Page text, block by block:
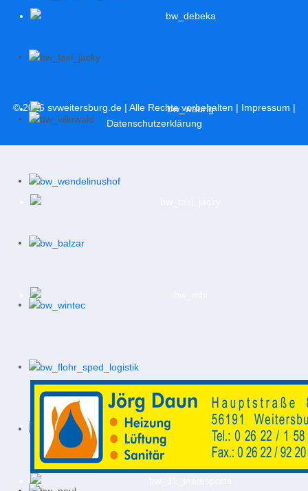
© 2026 svweitersburg.de| Alle Rechte vorbehalten | Impressum |
Datenschutzerklärung